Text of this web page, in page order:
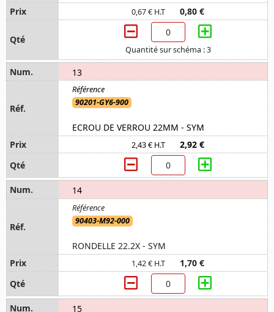
0,67 € H.T 0,80 €
Quantité sur schéma : 3
13
90201-GY6-900
ECROU DE VERROU 22MM - SYM
2,43 € H.T 2,92 €
14
90403-M92-000
RONDELLE 22.2X - SYM
1,42 € H.T 1,70 €
15